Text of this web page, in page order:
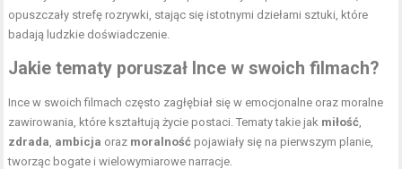
opuszczały strefę rozrywki, stając się istotnymi dziełami sztuki, które
badają ludzkie doświadczenie.
Jakie tematy poruszał Ince w swoich filmach?
Ince w swoich filmach często zagłębiał się w emocjonalne oraz moralne
zawirowania, które kształtują życie postaci. Tematy takie jak miłość
zdrada ambicja oraz moralność pojawiały się na pierwszym planie,
tworząc bogate i wielowymiarowe narracje.